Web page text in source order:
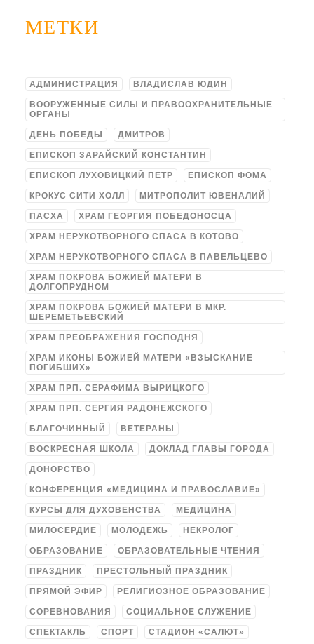
МЕТКИ
АДМИНИСТРАЦИЯ ВЛАДИСЛАВ ЮДИН
ВООРУЖЁННЫЕ СИЛЫ И ПРАВООХРАНИТЕЛЬНЫЕ
ОРГАНЫ
ДЕНЬ ПОБЕДЫ ДМИТРОВ
ЕПИСКОП ЗАРАЙСКИЙ КОНСТАНТИН
ЕПИСКОП ЛУХОВИЦКИЙ ПЕТР ЕПИСКОП ФОМА
КРОКУС СИТИ ХОЛЛ МИТРОПОЛИТ ЮВЕНАЛИЙ
ПАСХА ХРАМ ГЕОРГИЯ ПОБЕДОНОСЦА
ХРАМ НЕРУКОТВОРНОГО СПАСА В КОТОВО
ХРАМ НЕРУКОТВОРНОГО СПАСА В ПАВЕЛЬЦЕВО
ХРАМ ПОКРОВА БОЖИЕЙ МАТЕРИ В
ДОЛГОПРУДНОМ
ХРАМ ПОКРОВА БОЖИЕЙ МАТЕРИ В МКР.
ШЕРЕМЕТЬЕВСКИЙ
ХРАМ ПРЕОБРАЖЕНИЯ ГОСПОДНЯ
ХРАМ ИКОНЫ БОЖИЕЙ МАТЕРИ «ВЗЫСКАНИЕ
ПОГИБШИХ»
ХРАМ ПРП. СЕРАФИМА ВЫРИЦКОГО
ХРАМ ПРП. СЕРГИЯ РАДОНЕЖСКОГО
БЛАГОЧИННЫЙ ВЕТЕРАНЫ
ВОСКРЕСНАЯ ШКОЛА ДОКЛАД ГЛАВЫ ГОРОДА
ДОНОРСТВО
КОНФЕРЕНЦИЯ «МЕДИЦИНА И ПРАВОСЛАВИЕ»
КУРСЫ ДЛЯ ДУХОВЕНСТВА МЕДИЦИНА
МИЛОСЕРДИЕ МОЛОДЕЖЬ НЕКРОЛОГ
ОБРАЗОВАНИЕ ОБРАЗОВАТЕЛЬНЫЕ ЧТЕНИЯ
ПРАЗДНИК ПРЕСТОЛЬНЫЙ ПРАЗДНИК
ПРЯМОЙ ЭФИР РЕЛИГИОЗНОЕ ОБРАЗОВАНИЕ
СОРЕВНОВАНИЯ СОЦИАЛЬНОЕ СЛУЖЕНИЕ
СПЕКТАКЛЬ СПОРТ СТАДИОН «САЛЮТ»